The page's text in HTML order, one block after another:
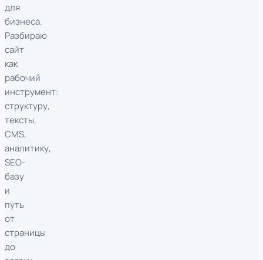
для
бизнеса.
Разбираю
сайт
как
рабочий
инструмент:
структуру,
тексты,
CMS,
аналитику,
SEO-
базу
и
путь
от
страницы
до